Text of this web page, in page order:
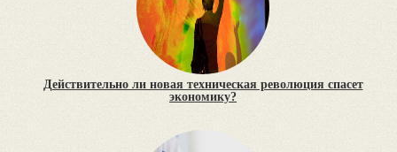
Действительно ли новая техническая революция спасет
экономику?